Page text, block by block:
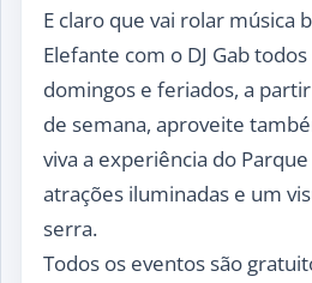
E claro que vai rolar música
Elefante com o DJ Gab
domingos e feriados, a
de semana, aproveite
viva a experiência do
atrações iluminadas e um
serra.
Todos os eventos são